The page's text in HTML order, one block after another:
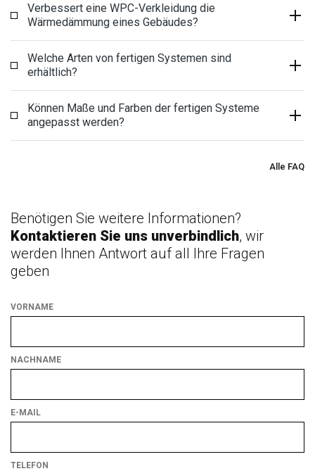
Verbessert eine WPC-Verkleidung die
Wärmedämmung eines Gebäudes?
Welche Arten von fertigen Systemen sind
erhältlich?
Können Maße und Farben der fertigen Systeme
angepasst werden?
Alle FAQ
Benötigen Sie weitere Informationen?
Kontaktieren Sie uns unverbindlich, wir
werden Ihnen Antwort auf all Ihre Fragen
geben
VORNAME
NACHNAME
E-MAIL
TELEFON